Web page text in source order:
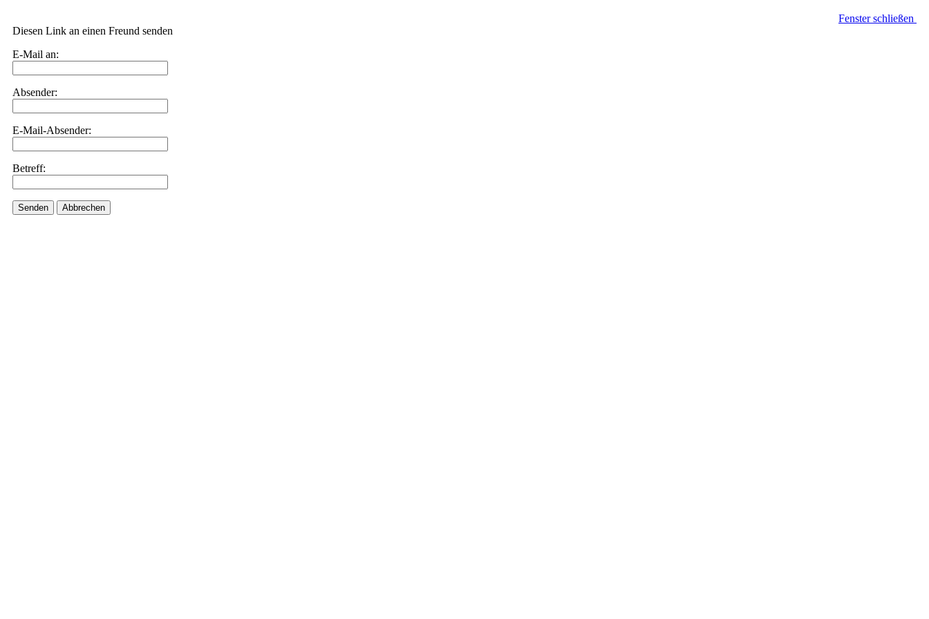
Fenster schließen
Diesen Link an einen Freund senden
E-Mail an:
Absender:
E-Mail-Absender:
Betreff:
Senden Abbrechen